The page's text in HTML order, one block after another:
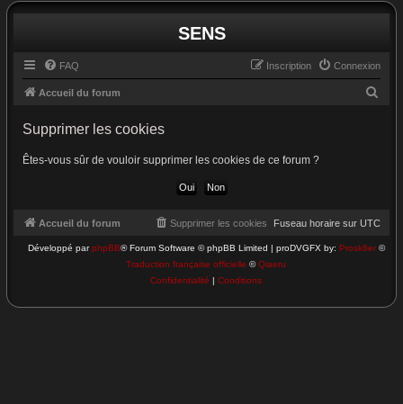
SENS
FAQ Connexion
Inscription
Accueil du forum
c
h
Supprimer les cookies
Êtes-vous sûr de vouloir supprimer les cookies de ce forum ?
Accueil du forum Fuseau horaire sur UTC
Supprimer les cookies
Développé parphpBB® Forum Software © phpBB Limited | proDVGFX by: Prosk8er©
Traduction française officielle ©Qiaeru
Confidentialité | Conditions